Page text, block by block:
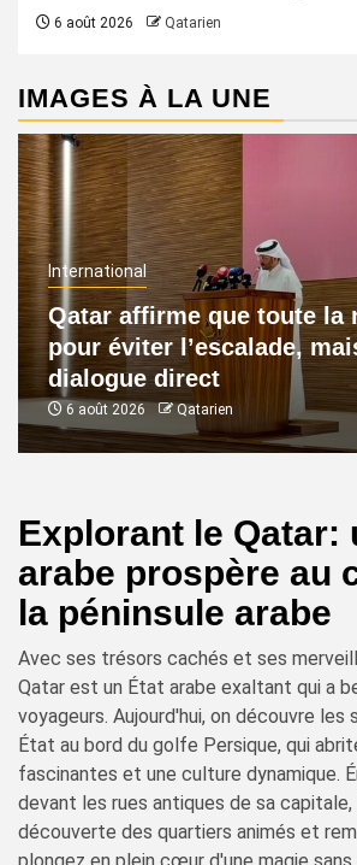
6 août 2026 Qatarien
IMAGES À LA UNE
International
Qatar affirme que toute la
pour éviter l’escalade,
dialogue direct
6 août 2026 Qatarien
Explorant le Qatar:
arabe prospère au
la péninsule arabe
Avec ses trésors cachés et ses
Qatar est un État arabe exaltant qui a
voyageurs. Aujourd'hui, on découvre
État au bord du golfe Persique, qui
fascinantes et une culture dynamique.
devant les rues antiques de sa capitale,
découverte des quartiers animés et